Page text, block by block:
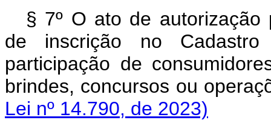
§ 7º O ato de autorização
de inscrição no
participação de
brindes, concursos ou
Lei nº 14.790, de 2023)